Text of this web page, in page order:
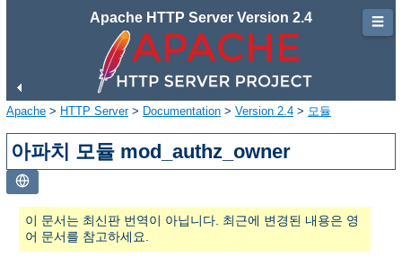
Apache HTTP Server Version 2.4
Apache > HTTP Server> Documentation > Version 2.4 > 모듈
아파치 모듈 mod_authz_owner
이 문서는 최신판 번역이 아닙니다. 최근에 변경된 내용은 영
어 문서를 참고하세요.
☰